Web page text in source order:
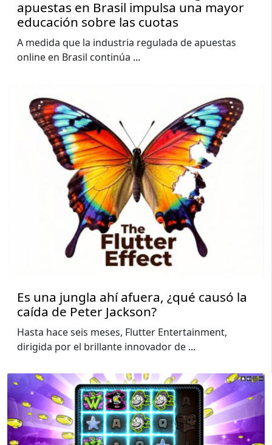
apuestas en Brasil impulsa una mayor
educación sobre las cuotas
A medida que la industria regulada de apuestas
online en Brasil continúa ...
Es una jungla ahí afuera, ¿qué causó la
caída de Peter Jackson?
Hasta hace seis meses, Flutter Entertainment,
dirigida por el brillante innovador de ...